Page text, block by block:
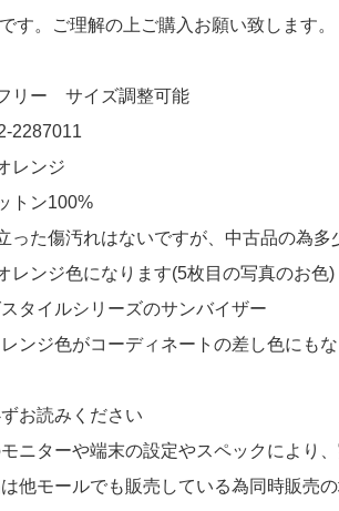
スカート 0(S) 白 ホワイト ストレ
カジェヘラ CALLEJERA 半袖ポロシャツ 1
リアントビルド BRILLIANT BUILD レイン
未使用品 レディース カジェヘラ CALLEJ
ツ】 【未使用品 レディース ブリリアント
ビー 長袖 クルーネック ニット】 【未使用
BUILD セットアップ M 薄グレー 長袖ブ
りがとうございます！
す。ご理解の上ご購入お願い致します。
リー サイズ調整可能
2287011
レンジ
トン100%
った傷汚れはないですが、中古品の為
レンジ色になります(5枚目の写真のお色)
タイルシリーズのサンバイザー
ンジ色がコーディネートの差し色にも
ずお読みください
ニターや端末の設定やスペックにより
他モールでも販売している為同時販売